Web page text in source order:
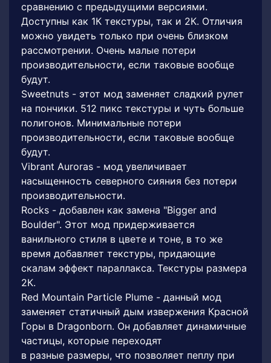
сравнению с предыдущими версиями.
Доступны как 1К текстуры, так и 2К. Отличия
можно увидеть только при очень близком
рассмотрении. Очень малые потери
производительности, если таковые вообще
будут.
Sweetnuts - этот мод заменяет сладкий рулет
на пончики. 512 пикс текстуры и чуть больше
полигонов. Минимальные потери
производительности, если таковые вообще
будут.
Vibrant Auroras - мод увеличивает
насыщенность северного сияния без потери
производительности.
Rocks - добавлен как замена "Bigger and
Boulder". Этот мод придерживается
ванильного стиля в цвете и тоне, в то же
время добавляет текстуры, придающие
скалам эффект параллакса. Текстуры размера
2К.
Red Mountain Particle Plume - данный мод
заменяет статичный дым извержения Красной
Горы в Dragonborn. Он добавляет динамичные
частицы, которые переходят
в разные размеры, что позволяет пеплу при